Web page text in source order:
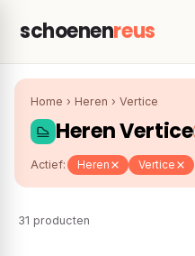
schoenenreus
Home › Heren › Vertice
Heren Vertice
Actief: Heren Vertice
31 producten